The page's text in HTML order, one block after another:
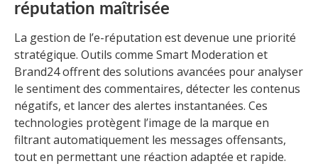
réputation maîtrisée
La gestion de l’e-réputation est devenue une priorité
stratégique. Outils comme Smart Moderation et
Brand24 offrent des solutions avancées pour analyser
le sentiment des commentaires, détecter les contenus
négatifs, et lancer des alertes instantanées. Ces
technologies protègent l’image de la marque en
filtrant automatiquement les messages offensants,
tout en permettant une réaction adaptée et rapide.